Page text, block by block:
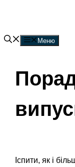
Меню
Іспити, як і